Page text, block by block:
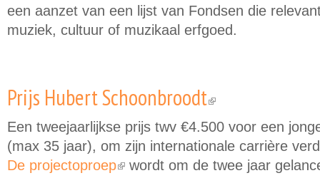
een aanzet van een lijst van Fondsen die
muziek, cultuur of muzikaal erfgoed.
Prijs Hubert Schoonbroodt(link is external)
Een tweejaarlijkse prijs twv €4.500 voor een
(max 35 jaar), om zijn internationale carrière
De projectoproep(link is external)
wordt om de twee jaar